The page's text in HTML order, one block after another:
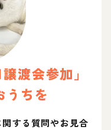
渡会参加」
うちを
する質問やお見合